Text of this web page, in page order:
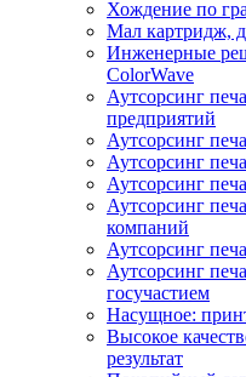
Хождение по
Мал картридж,
Инженерные
ColorWave
Аутсорсинг
предприятий
Аутсорсинг
Аутсорсинг
Аутсорсинг
Аутсорсинг
компаний
Аутсорсинг
Аутсорсинг
госучастием
Насущное:
Высокое
результат